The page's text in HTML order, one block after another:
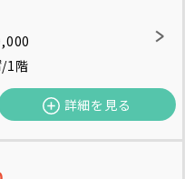
/1階
詳細を見る